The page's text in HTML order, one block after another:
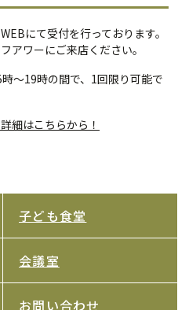
にて受付を行っております。
アワーにご来店ください。
〜19時の間で、1回限り可能で
細はこちらから！
子ども食堂
会議室
お問い合わせ